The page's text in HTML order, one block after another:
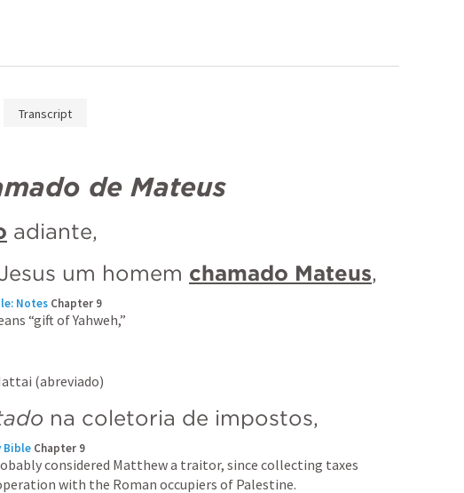
Transcript
de Mateus
adiante,
um homem chamado Mateus,
Notes Chapter 9
“gift of Yahweh,”
(abreviado)
na coletoria de impostos,
Bible Chapter 9
considered Matthew a traitor, since collecting taxes
with the Roman occupiers of Palestine.